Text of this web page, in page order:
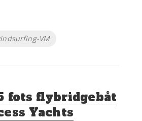
VM
fots flybridgebåt
Yachts